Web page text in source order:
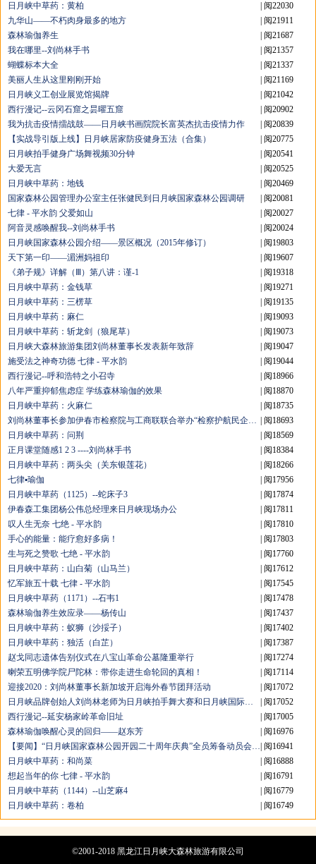
日月峡中草药：黄柏
| 阅22030
九华山——不朽肉身最多的地方
| 阅21911
森林瑜伽养生
| 阅21687
我在哪里--刘尚林手书
| 阅21357
蝴蝶标本大全
| 阅21337
美丽人生从这里刚刚开始
| 阅21169
日月峡义工创业展览馆揭牌
| 阅21042
西行漫记--云冈石窟之昙曜五窟
| 阅20902
我为抗击疫情擂战鼓——日月峡书画院院长富英杰抗击疫情力作
| 阅20839
【实战导引版上线】日月峡居家防疫健身五法（合集）
| 阅20775
日月峡拍手健身广场舞视频30分钟
| 阅20541
大爱无言
| 阅20525
日月峡中草药：地钱
| 阅20469
国家森林公园管理办公室主任张健民到日月峡国家森林公园调研
| 阅20081
七律 - 平水韵 父爱如山
| 阅20027
阿音灵感唤醒我--刘尚林手书
| 阅20024
日月峡国家森林公园介绍——景区概况（2015年修订）
| 阅19803
天下第一印——湄洲妈祖印
| 阅19607
《弟子规》详解（Ⅲ）第八讲：谨-1
| 阅19318
日月峡中草药：金钱草
| 阅19271
日月峡中草药：三楞草
| 阅19135
日月峡中草药：麻仁
| 阅19093
日月峡中草药：斩龙剑（狼尾草）
| 阅19073
日月峡大森林旅游集团刘尚林董事长发表新年致辞
| 阅19047
施受法之神奇功德 七律 - 平水韵
| 阅19044
西行漫记--呼和浩特之小召寺
| 阅18966
八年严重抑郁焦虑症 学练森林瑜伽的效果
| 阅18870
日月峡中草药：火麻仁
| 阅18735
刘尚林董事长参加伊春市检察院与工商联联合举办“检察护航民企发展”检察开放日活动
| 阅18693
日月峡中草药：问荆
| 阅18569
正月课堂随感1 2 3 ----刘尚林手书
| 阅18384
日月峡中草药：两头尖（关东银莲花）
| 阅18266
七律▪瑜伽
| 阅17956
日月峡中草药（1125）--蛇床子3
| 阅17874
伊春森工集团杨公伟总经理来日月峡现场办公
| 阅17811
叹人生无奈 七绝 - 平水韵
| 阅17810
手心的能量：能疗愈好多病！
| 阅17803
生与死之赞歌 七绝 - 平水韵
| 阅17760
日月峡中草药：山白菊（山马兰）
| 阅17612
忆军旅五十载 七律 - 平水韵
| 阅17545
日月峡中草药（1171）--石韦1
| 阅17478
森林瑜伽养生效应录——杨传山
| 阅17437
日月峡中草药：蚁狮（沙挼子）
| 阅17402
日月峡中草药：独活（白芷）
| 阅17387
赵戈同志遗体告别仪式在八宝山革命公墓隆重举行
| 阅17274
喇荣五明佛学院尸陀林：带你走进生命轮回的真相！
| 阅17114
迎接2020：刘尚林董事长新加坡开启海外春节团拜活动
| 阅17072
日月峡品牌创始人刘尚林老师为日月峡拍手舞大赛和日月峡国际森林美食节发来音频祝贺
| 阅17052
西行漫记--延安杨家岭革命旧址
| 阅17005
森林瑜伽唤醒心灵的回归——赵东芳
| 阅16976
【要闻】“日月峡国家森林公园开园二十周年庆典”全员筹备动员会议召开 | 阅16941
日月峡中草药：和尚菜
| 阅16888
想起当年的你 七律 - 平水韵
| 阅16791
日月峡中草药（1144）--山芝麻4
| 阅16779
日月峡中草药：卷柏
| 阅16749
©2001-2018 黑龙江日月峡大森林旅游有限公司